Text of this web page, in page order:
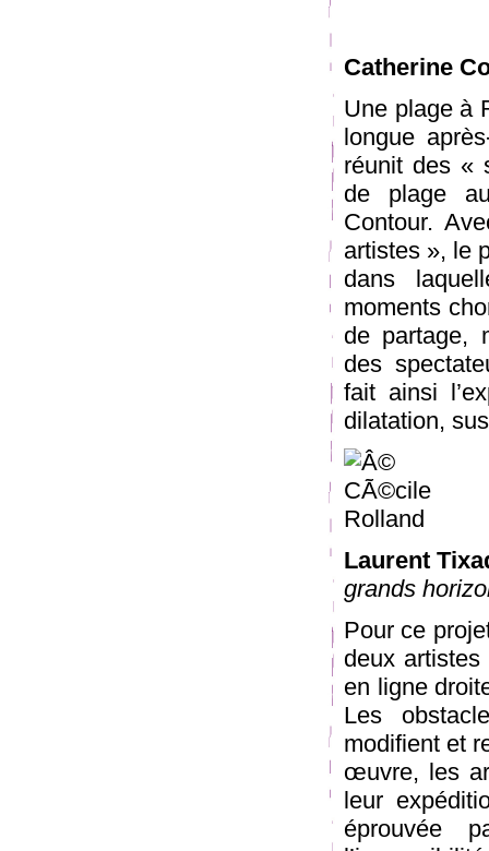
Catherine
Une plage à
longue
réunit des «
de plage
Contour.
artistes », le
dans
moments
de partage,
des
fait ainsi
dilatation,
Laurent
grands
Pour ce
deux
en ligne
Les
modifient et
œuvre, les
leur
éprouvée